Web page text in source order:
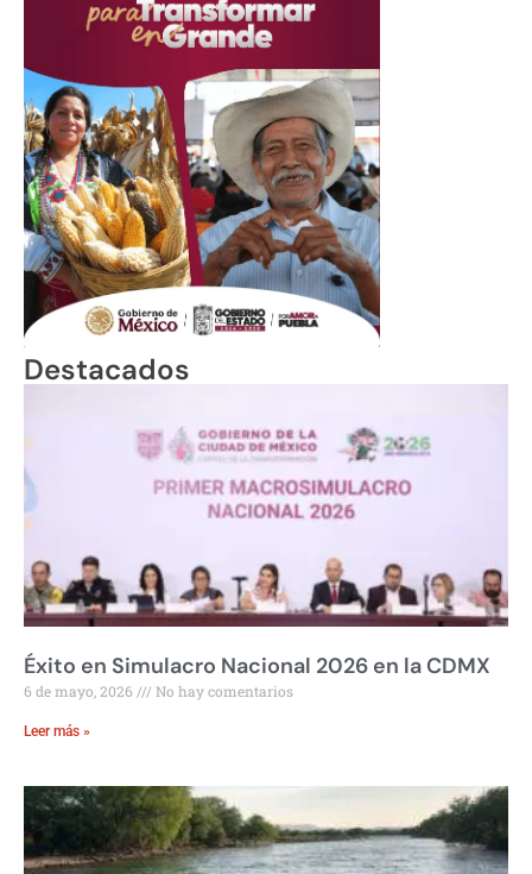
Destacados
Éxito en Simulacro Nacional 2026 en la CDMX
6 de mayo, 2026 No hay comentarios
Leer más »